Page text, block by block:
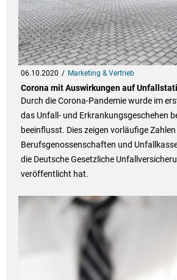
06.10.2020 Marketing & Vertrieb
Corona mit Auswirkungen auf
Durch die Corona-Pandemie wurde im
das Unfall- und Erkrankungsgeschehen
beeinflusst. Dies zeigen vorläufige Zahlen
Berufsgenossenschaften und
die Deutsche Gesetzliche
veröffentlicht hat.